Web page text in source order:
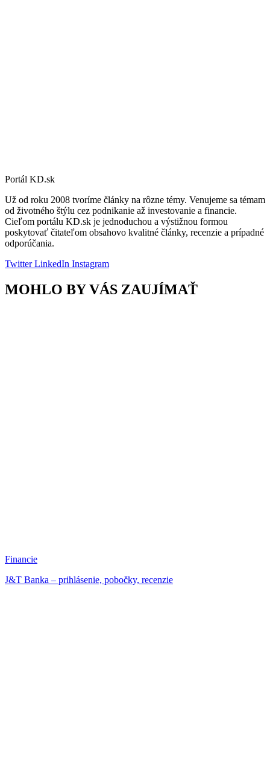
Portál KD.sk
Už od roku 2008 tvoríme články na rôzne témy. Venujeme sa témam
od životného štýlu cez podnikanie až investovanie a financie.
Cieľom portálu KD.sk je jednoduchou a výstižnou formou
poskytovať čitateľom obsahovo kvalitné články, recenzie a prípadné
odporúčania.
TwitterLinkedIn Instagram
MOHLO BY VÁS ZAUJÍMAŤ
Financie
J&T Banka – prihlásenie, pobočky, recenzie